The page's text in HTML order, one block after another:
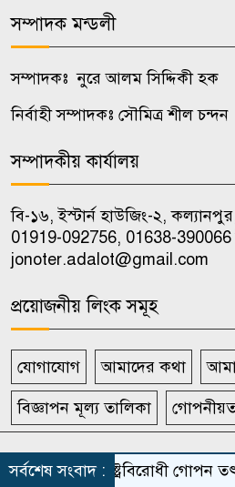
‘শেখ
৮
৯
দুই-তিন
স্বাভাবিক
১০
সম্পাদক মন্ডলী
সম্পাদকঃ নুরে আলম সিদ্দিকী হক
নির্বাহী সম্পাদকঃ সৌমিত্র শীল চন্দন
সম্পাদকীয় কার্যালয়
বি-১৬, ইস্টার্ন হাউজিং-২,
01919-092756, 01638-390066
jonoter.adalot@gmail.com
প্রয়োজনীয় লিংক সমূহ
যোগাযোগ আমাদের কথা
বিজ্ঞাপন মূল্য তালিকা
সর্বস্বত্ব সংরক্ষিত
সর্বশেষ সংবাদ :রাষ্ট্রবিরোধী গোপন